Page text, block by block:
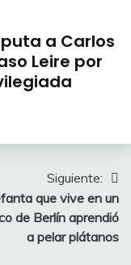
a Carlos
Leire por
Siguiente:
que vive en un
de Berlín aprendió
a pelar plátanos